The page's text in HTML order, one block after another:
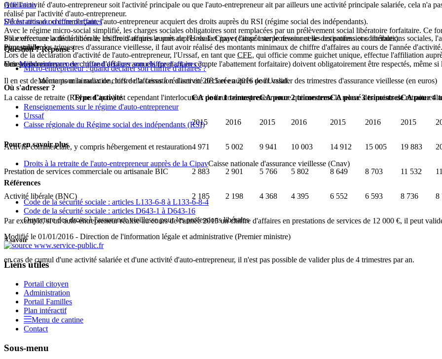
Que l'activité d'auto-entrepreneur soit l'activité principale ou que l'auto-entrepreneur ait par ailleurs une activité principale salariée, cela n'a
réalisé par l'activité d'auto-entrepreneur.
Avec le régime micro-social simplifié, les charges sociales obligatoires sont remplacées par un prélèvement social libératoire forfaitaire. Ce
Pour valider les trimestres d'assurance vieillesse, il faut avoir réalisé des montants minimaux de chiffre d'affaires au cours de l'année d'activité.
Ces seuils minimaux de chiffre d'affaires annuels (prenant en compte l'abattement forfaitaire) doivent obligatoirement être respectés, même
Montants minimaux de chiffre d'affaires à réaliser en 2015 et en 2016 pour valider des trimestres d'assurance vieillesse (en euros)
Type d'activité
CA pour 1 trimestreCA pour 2 trimestresCA pour 3 trimestresCA pour 4
2015 2016 2015 2016 2015 2016 2015
Activité commerciale, y compris hébergement et restauration4 971 5 002 9 941 10 003 14 912 15 005 19 883
Prestation de services commerciale ou artisanale BIC 2 883 2 901 5 766 5 802 8 649 8 703 11 532
Activité libérale (BNC) 2 185 2 198 4 368 4 395 6 552 6 593 8 736 8
Par exemple, si un auto-entrepreneur réalise au cours de l'année 2015 un chiffre d'affaires en prestations de services de 12 000 €, il peut
À savoir
en cas de cumul d'une activité salariée et d'une activité d'auto-entrepreneur, il n'est pas possible de valider plus de 4 trimestres par an.
Affiliation
S'il est artisan ou commerçant, l'auto-entrepreneur acquiert des droits auprès du RSI (régime social des indépendants).
S'il exerce une activité libérale, les droits acquis le sont auprès de la Cipav (caisse interprofessionnelle des professions libérales).
Lors de la déclaration d'activité de l'auto-entrepreneur, l'Urssaf, en tant que CFE, qui officie comme guichet unique, effectue l'affiliation
entreprendre.
Il en est de même pour la radiation, lors de la cessation d'activité déclarée auprès de l'Urssaf.
La caisse de retraite (RSI ou Cipav) est cependant l'interlocuteur de l'auto-entrepreneur en ce qui concerne le relevé des points de retraite et
Déclaration du chiffre d'affaires
Pour effectuer la déclaration de chiffre d'affaires auprès de l'Urssaf et payer l'impôt sur le revenu et ses cotisations et contributions sociales,
trimestrielle.
VoirMicro-entrepreneur : quand déclarer son chiffre d'affaires ?
Question ? Réponse !
Micro-entrepreneur : quand déclarer son chiffre d'affaires ?
Où s'adresser ?
Renseignements sur le régime d'auto-entrepreneur
Urssaf
Caisse régionale du Régime social des indépendants (RSI)
Pour en savoir plus
Droits à la retraite de l'auto-entrepreneur auprès de la CipavCaisse nationale d'assurance vieillesse (Cnav)
Références
Code de la sécurité sociale : articles L133-6-8 à L133-6-8-4
Code de la sécurité sociale : articles D643-1 à D643-16
Ouverture des droits à l'assurance vieillesse pour les professions libérales
Modifié le 01/01/2016 - Direction de l'information légale et administrative (Premier ministre)
Liens utiles
Portail citoyen
Administration
Portail Familles
Plan intéractif
Menu de cantine
Contact
Sous-menu